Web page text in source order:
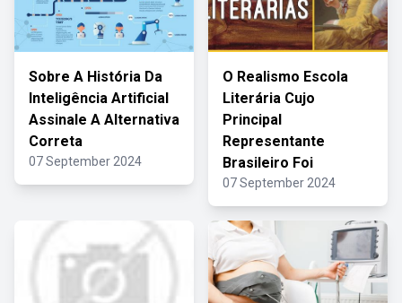
Sobre A História Da
Inteligência Artificial
Assinale A Alternativa
Correta
07 September 2024
O Realismo Escola
Literária Cujo
Principal
Representante
Brasileiro Foi
07 September 2024